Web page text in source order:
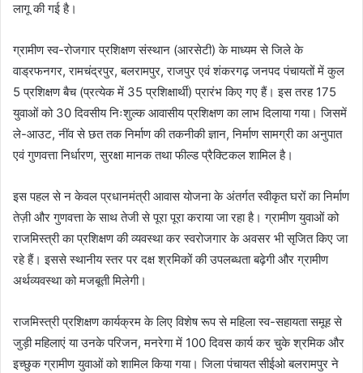
लागू की गई है।
ग्रामीण स्व-रोजगार प्रशिक्षण संस्थान (आरसेटी) के माध्यम से जिले के
वाड्रफनगर, रामचंद्रपुर, बलरामपुर, राजपुर एवं शंकरगढ़ जनपद पंचायतों में कुल
5 प्रशिक्षण बैच (प्रत्येक में 35 प्रशिक्षार्थी) प्रारंभ किए गए हैं। इस तरह 175
युवाओं को 30 दिवसीय निःशुल्क आवासीय प्रशिक्षण का लाभ दिलाया गया। जिसमें
ले-आउट, नींव से छत तक निर्माण की तकनीकी ज्ञान, निर्माण सामग्री का अनुपात
एवं गुणवत्ता निर्धारण, सुरक्षा मानक तथा फील्ड प्रैक्टिकल शामिल है।
इस पहल से न केवल प्रधानमंत्री आवास योजना के अंतर्गत स्वीकृत घरों का निर्माण
तेज़ी और गुणवत्ता के साथ तेजी से पूरा पूरा कराया जा रहा है। ग्रामीण युवाओं को
राजमिस्त्री का प्रशिक्षण की व्यवस्था कर स्वरोजगार के अवसर भी सृजित किए जा
रहे हैं। इससे स्थानीय स्तर पर दक्ष श्रमिकों की उपलब्धता बढ़ेगी और ग्रामीण
अर्थव्यवस्था को मजबूती मिलेगी।
राजमिस्त्री प्रशिक्षण कार्यक्रम के लिए विशेष रूप से महिला स्व-सहायता समूह से
जुड़ी महिलाएं या उनके परिजन, मनरेगा में 100 दिवस कार्य कर चुके श्रमिक और
इच्छुक ग्रामीण युवाओं को शामिल किया गया। जिला पंचायत सीईओ बलरामपुर ने